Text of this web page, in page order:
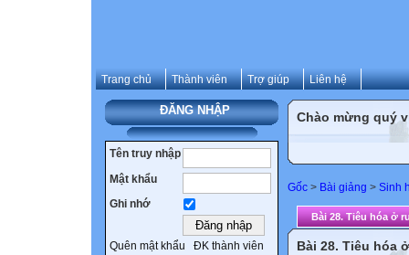
Trang chủ Thành viên Trợ giúp Liên hệ
ĐĂNG NHẬP
Tên truy nhập
Mật khẩu
Ghi nhớ
Quên mật khẩu ĐK thành viên
Chào mừng quý
Gốc > Bài giảng > Sinh
Bài 28. Tiêu hóa ở
Bài 28. Tiêu hóa